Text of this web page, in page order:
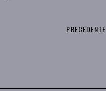
PRECEDENTE